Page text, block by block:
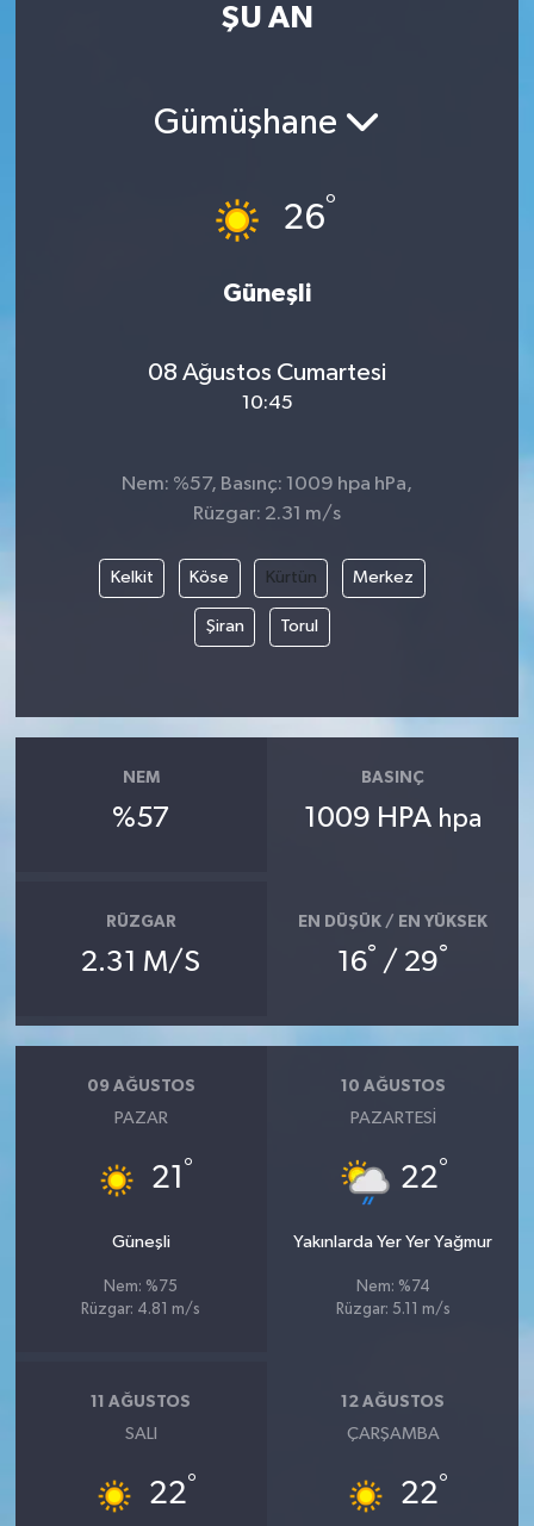
ŞU AN
Gümüşhane
26°
Güneşli
08 Ağustos Cumartesi
10:45
Nem: %57, Basınç: 1009 hpa hPa,
Rüzgar: 2.31 m/s
Kelkit Köse Kürtün Merkez
Şiran Torul
NEM
%57
BASINÇ
1009 HPA hpa
RÜZGAR
2.31 M/S
EN DÜŞÜK / EN YÜKSEK
16° / 29°
09 AĞUSTOS
PAZAR
21 °
Güneşli
Nem: %75
Rüzgar: 4.81 m/s
10 AĞUSTOS
PAZARTESI
22°
Yakınlarda Yer Yer Yağmur
Nem: %74
Rüzgar: 5.11 m/s
11 AĞUSTOS
SALI
22°
12 AĞUSTOS
ÇARŞAMBA
22°
Video